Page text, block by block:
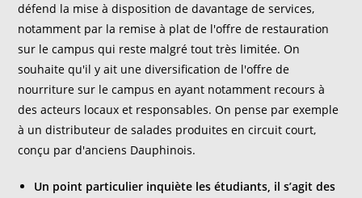
défend la mise à disposition de davantage de services,
notamment par la remise à plat de l'offre de restauration
sur le campus qui reste malgré tout très limitée. On
souhaite qu'il y ait une diversification de l'offre de
nourriture sur le campus en ayant notamment recours à
des acteurs locaux et responsables. On pense par exemple
à un distributeur de salades produites en circuit court,
conçu par d'anciens Dauphinois.
Un point particulier inquiète les étudiants, il s’agit des